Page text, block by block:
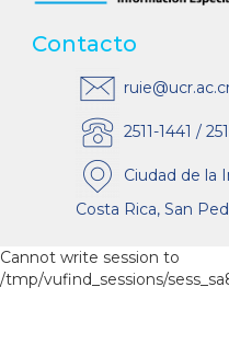
Contacto
2511-1441 /
Ciudad de la
Costa Rica, San
Cannot write session to
/tmp/vufind_sessions/